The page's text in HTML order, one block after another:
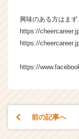
興味のある方はまず
https://
https://
https://
前の記事へ